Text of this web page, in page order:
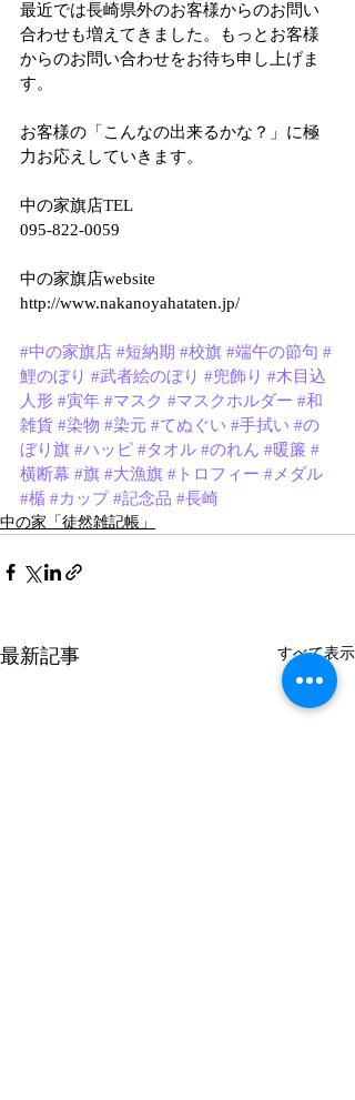
最近では長崎県外のお客様からのお問い
合わせも増えてきました。もっとお客様
からのお問い合わせをお待ち申し上げま
す。
お客様の「こんなの出来るかな？」に極
力お応えしていきます。
中の家旗店TEL
095-822-0059
中の家旗店website
http://www.nakanoyahataten.jp/
#中の家旗店 #短納期 #校旗 #端午の節句 #
鯉のぼり #武者絵のぼり #兜飾り #木目込
人形 #寅年 #マスク #マスクホルダー #和
雑貨 #染物 #染元 #てぬぐい #手拭い #の
ぼり旗 #ハッピ #タオル #のれん #暖簾 #
横断幕 #旗 #大漁旗 #トロフィー #メダル
#楯 #カップ #記念品 #長崎
中の家「徒然雑記帳」
最新記事 すべて表示